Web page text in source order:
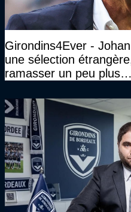
Girondins4Ever -
une sélection
ramasser un peu